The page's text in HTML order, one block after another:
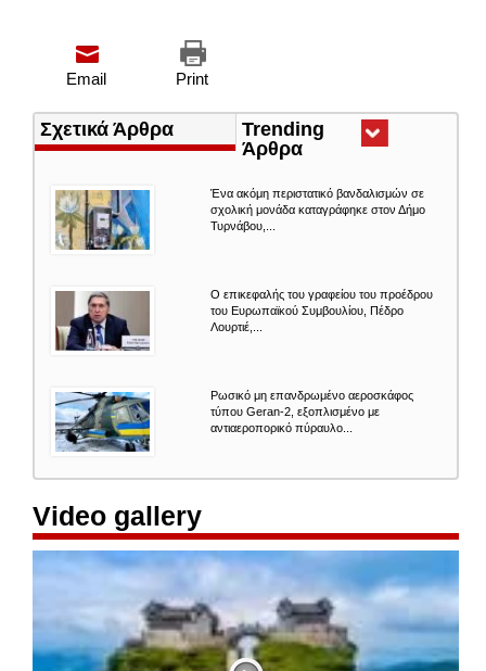
Print
Email
Σχετικά Άρθρα
Trending
Άρθρα(ενεργή
Ένα ακόμη περιστατικό βανδαλισμών σε
σχολική μονάδα καταγράφηκε στον Δήμο
Τυρνάβου,...
Ο επικεφαλής του γραφείου του προέδρου
του Ευρωπαϊκού Συμβουλίου, Πέδρο
Λουρτιέ,...
Ρωσικό μη επανδρωμένο αεροσκάφος
τύπου Geran-2, εξοπλισμένο με
αντιαεροπορικό πύραυλο...
Video gallery